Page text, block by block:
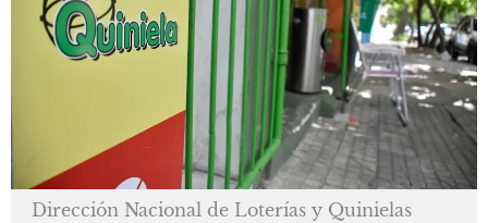
Dirección Nacional de Loterías y Quinielas